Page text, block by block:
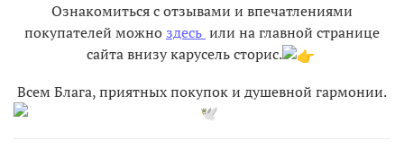
Ознакомиться с отзывами и впечатлениями
покупателей можно здесь или на главной странице
сайта внизу карусель сторис.
Всем Блага, приятных покупок и душевной гармонии.